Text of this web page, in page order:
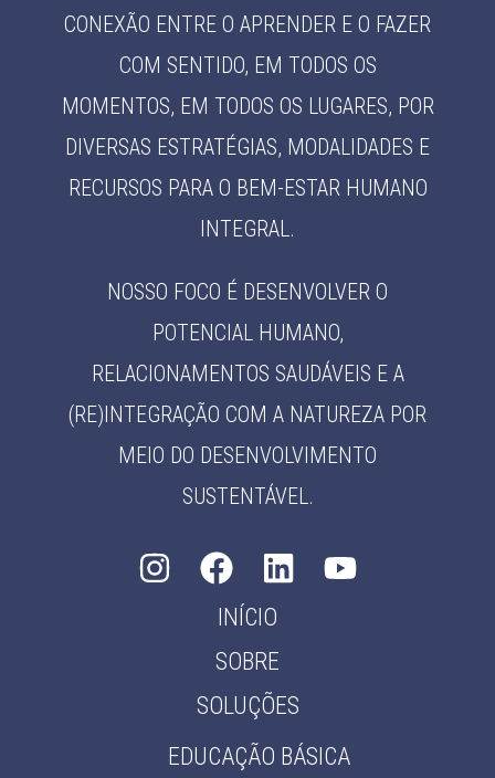
CONEXÃO ENTRE O APRENDER E O FAZER
COM SENTIDO, EM TODOS OS
MOMENTOS, EM TODOS OS LUGARES, POR
DIVERSAS ESTRATÉGIAS, MODALIDADES E
RECURSOS PARA O BEM-ESTAR HUMANO
INTEGRAL.
NOSSO FOCO É DESENVOLVER O
POTENCIAL HUMANO,
RELACIONAMENTOS SAUDÁVEIS E A
(RE)INTEGRAÇÃO COM A NATUREZA POR
MEIO DO DESENVOLVIMENTO
SUSTENTÁVEL.
INÍCIO
SOBRE
SOLUÇÕES
EDUCAÇÃO BÁSICA